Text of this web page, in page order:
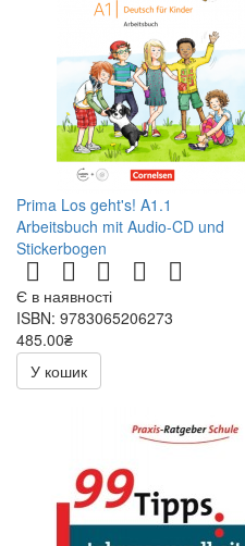
Prima Los geht's! A1.1
Arbeitsbuch mit Audio-CD und
Stickerbogen
Є в наявності
ISBN: 9783065206273
485.00₴
У кошик